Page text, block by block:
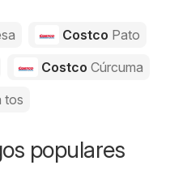
Costco Pato
Costco Cúrcuma
tos
populares